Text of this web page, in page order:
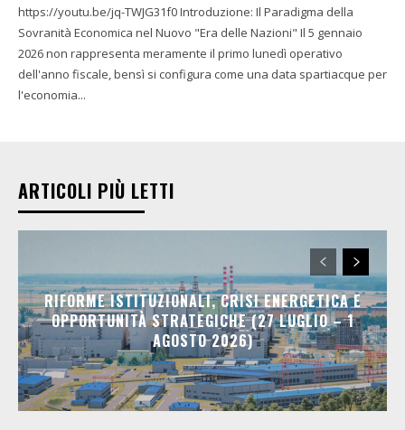
https://youtu.be/jq-TWJG31f0 Introduzione: Il Paradigma della
Sovranità Economica nel Nuovo "Era delle Nazioni" Il 5 gennaio
2026 non rappresenta meramente il primo lunedì operativo
dell'anno fiscale, bensì si configura come una data spartiacque per
l'economia...
ARTICOLI PIÙ LETTI
RIFORME ISTITUZIONALI, CRISI ENERGETICA E
OPPORTUNITÀ STRATEGICHE (27 LUGLIO – 1
AGOSTO 2026)